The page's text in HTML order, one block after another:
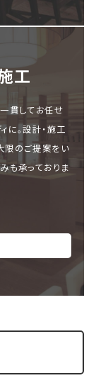
⼯
貫してお任せ
に。設計・施工
限のご提案をい
も承っておりま